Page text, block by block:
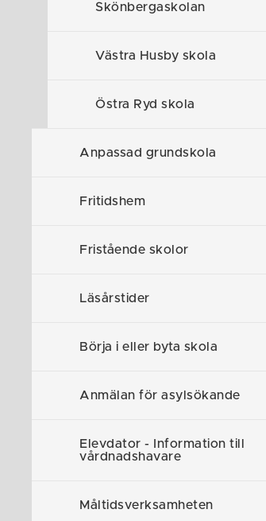
Skönbergaskolan
Västra Husby skola
Östra Ryd skola
Anpassad grundskola
Fritidshem
Fristående skolor
Läsårstider
Börja i eller byta skola
Anmälan för asylsökande
Elevdator - Information till
vårdnadshavare
Måltidsverksamheten